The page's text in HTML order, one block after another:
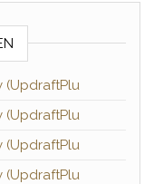
(UpdraftPlu
(UpdraftPlu
(UpdraftPlu
(UpdraftPlu